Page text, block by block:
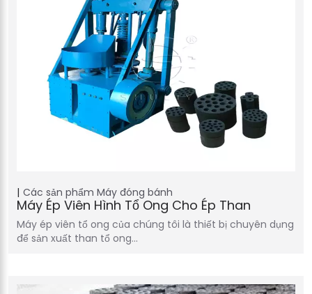
Các sản phẩm Máy đóng bánh
Máy Ép Viên Hình Tổ Ong Cho Ép Than
Máy ép viên tổ ong của chúng tôi là thiết bị chuyên dụng
để sản xuất than tổ ong…